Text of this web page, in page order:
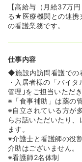
不安･･･」という方
《介護大手だからこ
看護と介護の役割
◆接遇を重視した職
ホテル経営を行って
家族の方への対応
故にスタッフ間のや
して気持ちの良いコ
ます。
◆医療機関との協力
ご入居者様の日々の
思温会をはじめと
応をするクリニック
も、薬剤師が薬を直
【高給与（月給37万
る★医療機関との連携
の看護業務です。
仕事内容
◆施設内訪問看護での
・入居者様の「バイ
管理｣をご担当いただき
※「食事補助」は薬の
※自立されている方が
らお話いただいたり、
ます。
※介護士と看護師の役
介助はございません。
※看護師2名体制